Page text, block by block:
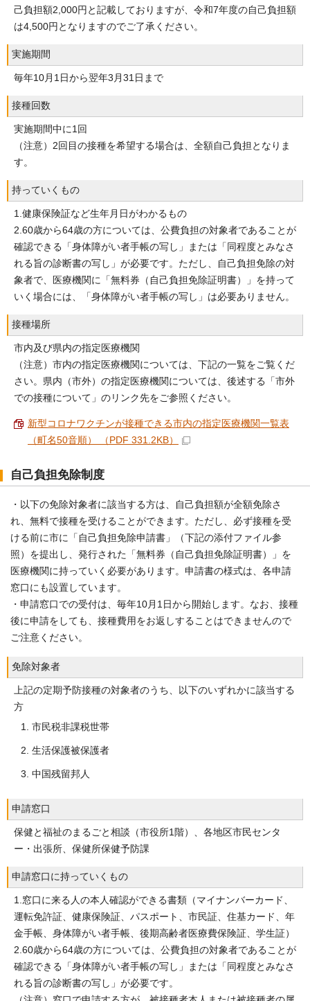
己負担額2,000円と記載しておりますが、令和7年度の自己負担額
は4,500円となりますのでご了承ください。
実施期間
毎年10月1日から翌年3月31日まで
接種回数
実施期間中に1回
（注意）2回目の接種を希望する場合は、全額自己負担となりま
す。
持っていくもの
1.健康保険証など生年月日がわかるもの
2.60歳から64歳の方については、公費負担の対象者であることが
確認できる「身体障がい者手帳の写し」または「同程度とみなさ
れる旨の診断書の写し」が必要です。ただし、自己負担免除の対
象者で、医療機関に「無料券（自己負担免除証明書）」を持って
いく場合には、「身体障がい者手帳の写し」は必要ありません。
接種場所
市内及び県内の指定医療機関
（注意）市内の指定医療機関については、下記の一覧をご覧くだ
さい。県内（市外）の指定医療機関については、後述する「市外
での接種について」のリンク先をご参照ください。
新型コロナワクチンが接種できる市内の指定医療機関一覧表
（町名50音順） （PDF 331.2KB）
自己負担免除制度
・以下の免除対象者に該当する方は、自己負担額が全額免除さ
れ、無料で接種を受けることができます。ただし、必ず接種を受
ける前に市に「自己負担免除申請書」（下記の添付ファイル参
照）を提出し、発行された「無料券（自己負担免除証明書）」を
医療機関に持っていく必要があります。申請書の様式は、各申請
窓口にも設置しています。
・申請窓口での受付は、毎年10月1日から開始します。なお、接種
後に申請をしても、接種費用をお返しすることはできませんので
ご注意ください。
免除対象者
上記の定期予防接種の対象者のうち、以下のいずれかに該当する
方
市民税非課税世帯
生活保護被保護者
中国残留邦人
申請窓口
保健と福祉のまるごと相談（市役所1階）、各地区市民センタ
ー・出張所、保健所保健予防課
申請窓口に持っていくもの
1.窓口に来る人の本人確認ができる書類（マイナンバーカード、
運転免許証、健康保険証、パスポート、市民証、住基カード、年
金手帳、身体障がい者手帳、後期高齢者医療費保険証、学生証）
2.60歳から64歳の方については、公費負担の対象者であることが
確認できる「身体障がい者手帳の写し」または「同程度とみなさ
れる旨の診断書の写し」が必要です。